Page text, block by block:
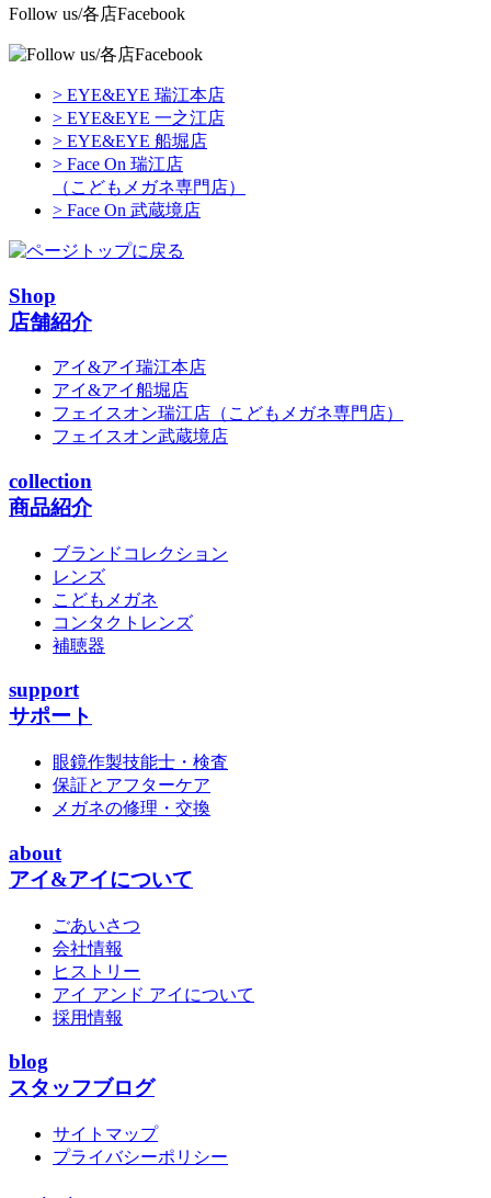
Follow us/各店Facebook
> EYE&EYE 瑞江本店
> EYE&EYE 一之江店
> EYE&EYE 船堀店
> Face On 瑞江店
（こどもメガネ専門店）
> Face On 武蔵境店
Shop
店舗紹介
アイ&アイ瑞江本店
アイ&アイ船堀店
フェイスオン瑞江店 （こどもメガネ専門店）
フェイスオン武蔵境店
collection
商品紹介
ブランドコレクション
レンズ
こどもメガネ
コンタクトレンズ
補聴器
support
サポート
眼鏡作製技能士・検査
保証とアフターケア
メガネの修理・交換
about
アイ&アイについて
ごあいさつ
会社情報
ヒストリー
アイ アンド アイについて
採用情報
blog
スタッフブログ
サイトマップ
プライバシーポリシー